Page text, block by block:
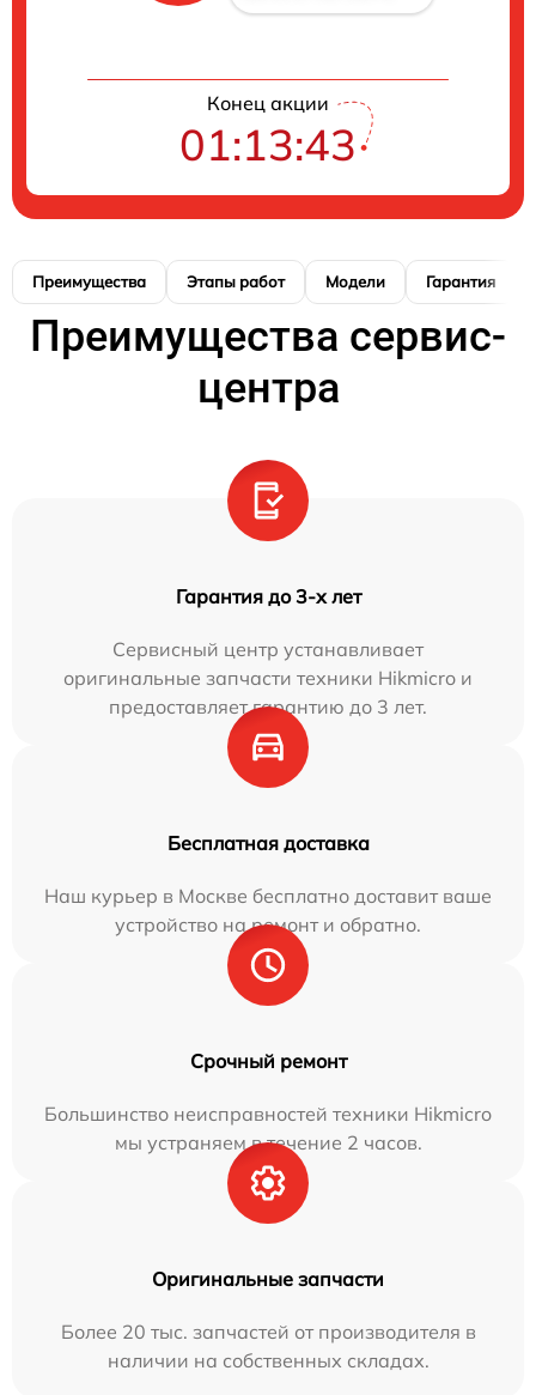
Конец акции
01:13:42
Преимущества Этапы работ Модели Гарантия
Преимущества сервис-
центра
Гарантия до 3-х лет
Сервисный центр устанавливает
оригинальные запчасти техники Hikmicro и
предоставляет гарантию до 3 лет.
Бесплатная доставка
Наш курьер в Москве бесплатно доставит ваше
устройство на ремонт и обратно.
Срочный ремонт
Большинство неисправностей техники Hikmicro
мы устраняем в течение 2 часов.
Оригинальные запчасти
Более 20 тыс. запчастей от производителя в
наличии на собственных складах.